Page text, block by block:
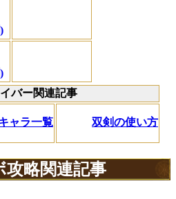
バー関連記事
ャラ一覧 双剣の使い方
攻略関連記事